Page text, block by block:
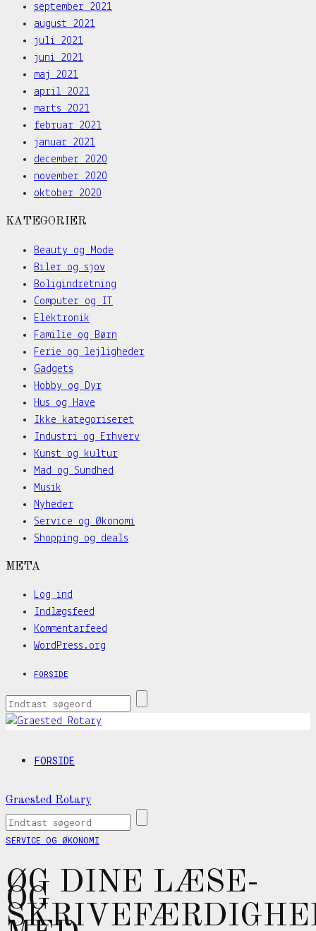
september 2021
august 2021
juli 2021
juni 2021
maj 2021
april 2021
marts 2021
februar 2021
januar 2021
december 2020
november 2020
oktober 2020
KATEGORIER
Beauty og Mode
Biler og sjov
Boligindretning
Computer og IT
Elektronik
Familie og Børn
Ferie og lejligheder
Gadgets
Hobby og Dyr
Hus og Have
Ikke kategoriseret
Industri og Erhverv
Kunst og kultur
Mad og Sundhed
Musik
Nyheder
Service og Økonomi
Shopping og deals
META
Log ind
Indlægsfeed
Kommentarfeed
WordPress.org
FORSIDE
FORSIDE
Graested Rotary
SERVICE OG ØKONOMI
ØG DINE LÆSE-
OG